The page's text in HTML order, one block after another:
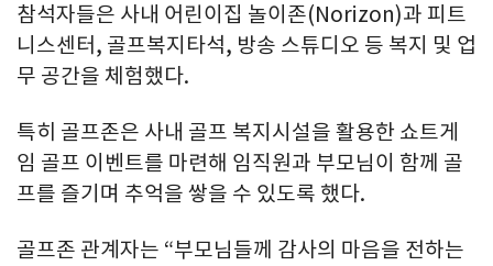
참석자들은 사내 어린이집 놀이존(Norizon)과 피트
니스센터, 골프복지타석, 방송 스튜디오 등 복지 및 업
무 공간을 체험했다.
특히 골프존은 사내 골프 복지시설을 활용한 쇼트게
임 골프 이벤트를 마련해 임직원과 부모님이 함께 골
프를 즐기며 추억을 쌓을 수 있도록 했다.
골프존 관계자는 “부모님들께 감사의 마음을 전하는